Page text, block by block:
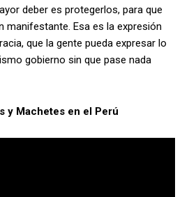
deber es protegerlos, para que
manifestante. Esa es la expresión
que la gente pueda expresar lo
gobierno sin que pase nada
y Machetes en el Perú